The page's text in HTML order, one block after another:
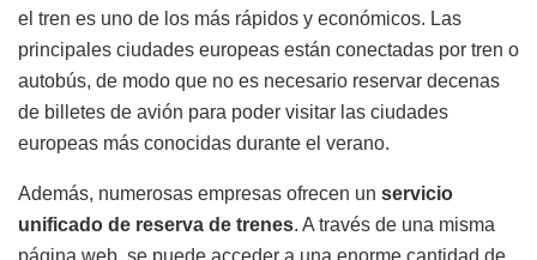
el tren es uno de los más rápidos y económicos. Las
principales ciudades europeas están conectadas por tren o
autobús, de modo que no es necesario reservar decenas
de billetes de avión para poder visitar las ciudades
europeas más conocidas durante el verano.
Además, numerosas empresas ofrecen un servicio
unificado de reserva de trenes. A través de una misma